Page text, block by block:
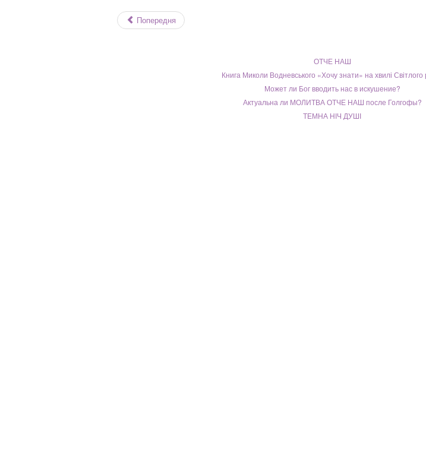
Попередня
ОТЧЕ НАШ
Книга Миколи Водневського «Хочу знати» на хвилі Світлого
Может ли Бог вводить нас в искушение?
Актуальна ли МОЛИТВА ОТЧЕ НАШ после Голгофы?
ТЕМНА НІЧ ДУШІ